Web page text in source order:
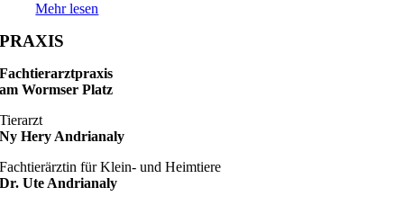
Mehr lesen
PRAXIS
Fachtierarztpraxis
am Wormser Platz
Tierarzt
Ny Hery Andrianaly
Fachtierärztin für Klein- und Heimtiere
Dr. Ute Andrianaly